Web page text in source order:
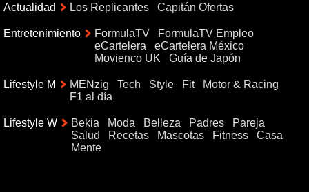
Actualidad Los Replicantes Capitán Ofertas
Entretenimiento FormulaTV
FormulaTV Empleo
eCartelera
eCartelera México
Movienco UK
Guía de Japón
Lifestyle M MENzig Tech Style Fit
Motor & Racing
F1 al día
Lifestyle W Bekia Moda Belleza Padres
Pareja
Salud
Recetas Mascotas Fitness
Casa
Mente